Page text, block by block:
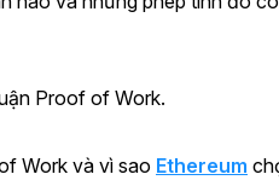
Proof of Work.
Work và vì sao Ethereum